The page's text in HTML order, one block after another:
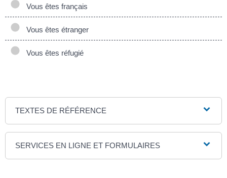
Vous êtes français
Vous êtes étranger
Vous êtes réfugié
TEXTES DE RÉFÉRENCE
SERVICES EN LIGNE ET FORMULAIRES